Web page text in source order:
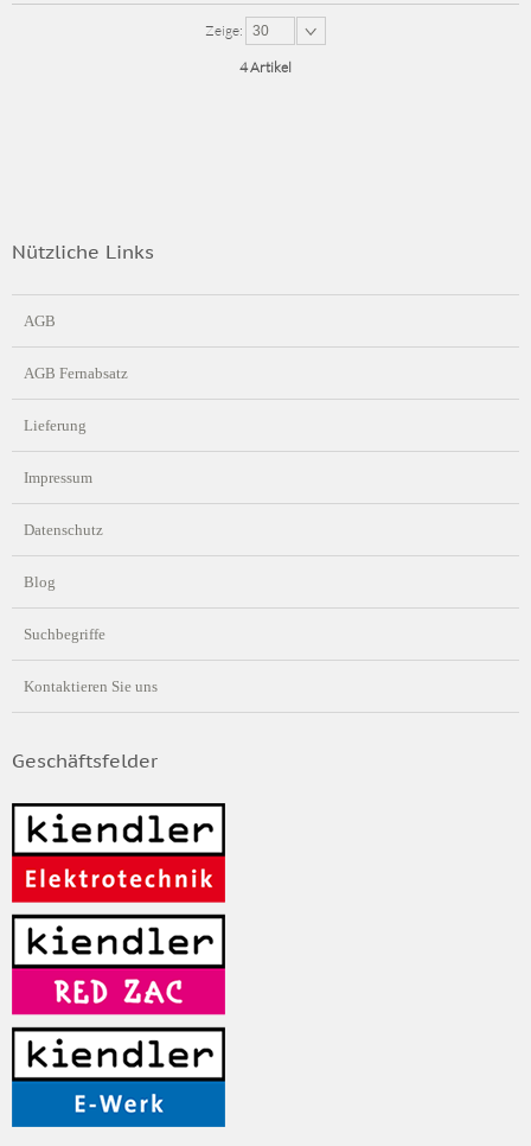
Zeige: 30
4 Artikel
Nützliche Links
AGB
AGB Fernabsatz
Lieferung
Impressum
Datenschutz
Blog
Suchbegriffe
Kontaktieren Sie uns
Geschäftsfelder